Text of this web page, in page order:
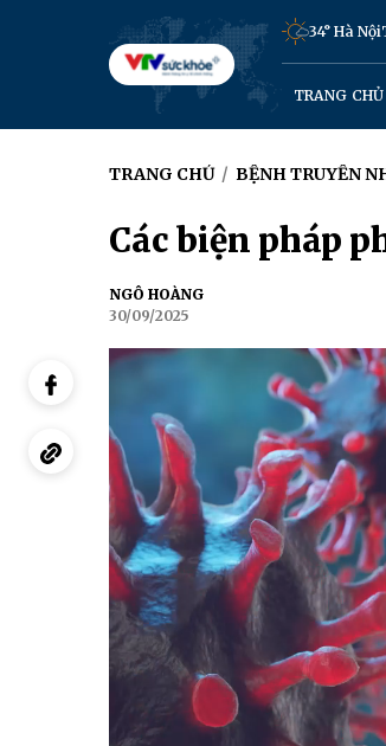
34° Hà Nội
TRANG CHỦ
TRANG CHỦ / BỆNH TRUYỀN
Các biện pháp
NGÔ HOÀNG
30/09/2025